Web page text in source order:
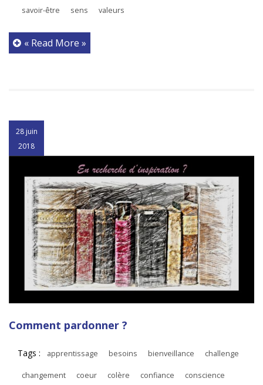
savoir-être sens valeurs
« Read More »
28 juin
2018
Comment pardonner ?
Tags : apprentissage besoins bienveillance challenge
changement coeur colère confiance conscience